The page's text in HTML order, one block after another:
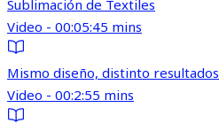
Sublimación de Textiles
Video - 00:05:45 mins
Mismo diseño, distinto resultados
Video - 00:2:55 mins